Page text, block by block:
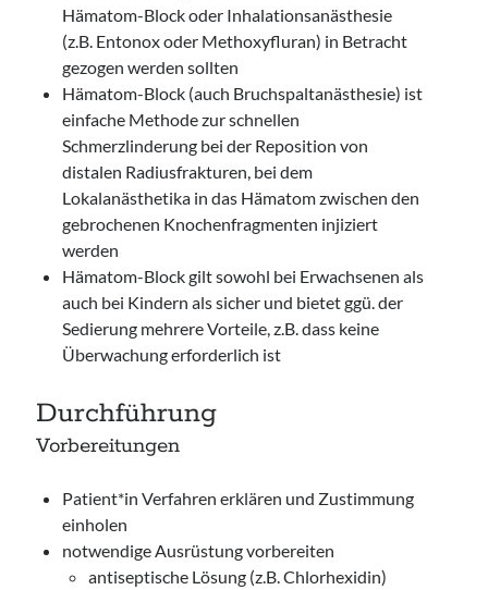
Hämatom-Block oder Inhalationsanästhesie
(z.B. Entonox oder Methoxyfluran) in Betracht
gezogen werden sollten
Hämatom-Block (auch Bruchspaltanästhesie) ist
einfache Methode zur schnellen
Schmerzlinderung bei der Reposition von
distalen Radiusfrakturen, bei dem
Lokalanästhetika in das Hämatom zwischen den
gebrochenen Knochenfragmenten injiziert
werden
Hämatom-Block gilt sowohl bei Erwachsenen als
auch bei Kindern als sicher und bietet ggü. der
Sedierung mehrere Vorteile, z.B. dass keine
Überwachung erforderlich ist
Durchführung
Vorbereitungen
Patient*in Verfahren erklären und Zustimmung
einholen
notwendige Ausrüstung vorbereiten
antiseptische Lösung (z.B. Chlorhexidin)